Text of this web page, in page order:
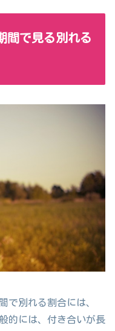
間で見る別れる
で別れる割合には、
的には、付き合いが長